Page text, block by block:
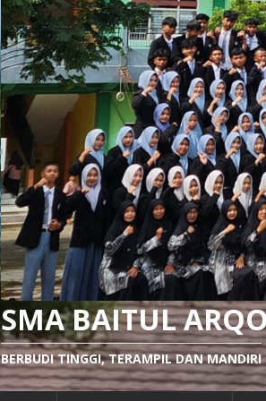
SMA BAITUL
BERBUDI TINGGI, TERAMPIL DAN MANDIRI